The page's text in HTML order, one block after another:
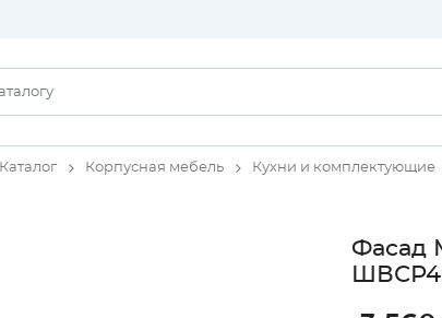
Каталог Корпусная мебель Кухни и комплектующие
Фасад